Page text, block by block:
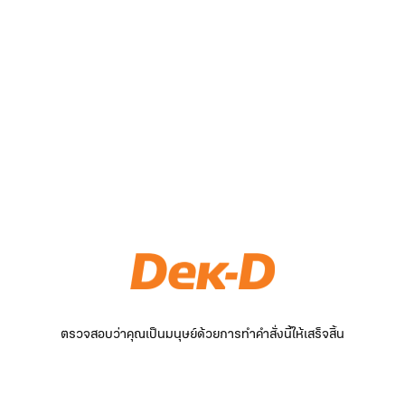
ตรวจสอบว่าคุณเป็นมนุษย์ด้วยการทำคำสั่งนี้ให้เสร็จสิ้น